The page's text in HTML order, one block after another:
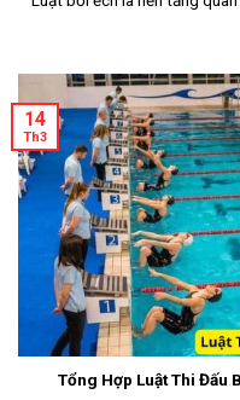
Tổng Hợp Luật Thi Đấu
14
Th3